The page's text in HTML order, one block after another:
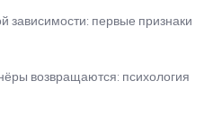
первые признаки
возвращаются: психология